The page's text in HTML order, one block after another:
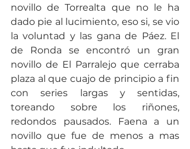
novillo de Torrealta que no le ha
dado pie al lucimiento, eso si, se vio
la voluntad y las gana de Páez. El
de Ronda se encontró un gran
novillo de El Parralejo que cerraba
plaza al que cuajo de principio a fin
con series largas y sentidas,
toreando sobre los riñones,
redondos pausados. Faena a un
novillo que fue de menos a mas